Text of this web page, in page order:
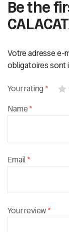
Be the
Votre adresse e-
obligatoires sont
Your rating *
Your review*
Name*
Email*